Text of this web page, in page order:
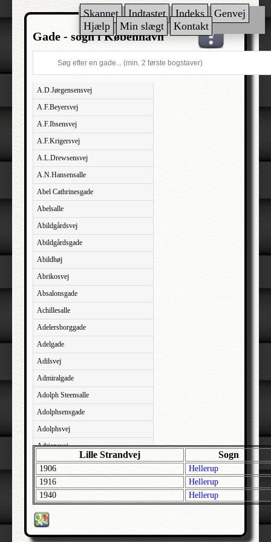
Skannet Indtastet Indeks
Genvej
Hjælp
Min slægt Kontakt
Gade - sogn i København
A.D.Jørgensensvej
A.F.Beyersvej
A.F.Ibsensvej
A.F.Krigersvej
A.L.Drewsensvej
A.N.Hansensalle
Abel Cathrinesgade
Abelsalle
Abildgårdsvej
Abildgårdsgade
Abildhøj
Abrikosvej
Absalonsgade
Achillesalle
Adelersborggade
Adelgade
Adilsvej
Admiralgade
Adolph Steensalle
Adolphsensgade
Adolphsvej
Adriansvej
Aftenbakken
Agavevej
Agerlandsvej
Agermosen
Lille Strandvej Sogn
1906
Hellerup
1916
Hellerup
1940
Hellerup